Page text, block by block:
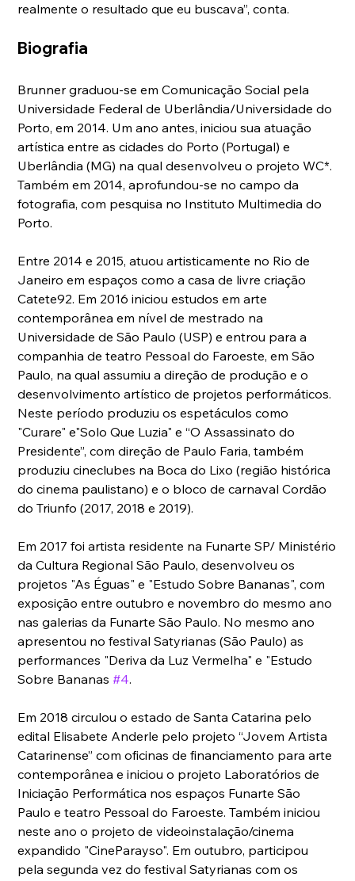
realmente o resultado que eu buscava”, conta.
Biografia
Brunner graduou-se em Comunicação Social pela
Universidade Federal de Uberlândia/Universidade do
Porto, em 2014. Um ano antes, iniciou sua atuação
artística entre as cidades do Porto (Portugal) e
Uberlândia (MG) na qual desenvolveu o projeto WC*.
Também em 2014, aprofundou-se no campo da
fotografia, com pesquisa no Instituto Multimedia do
Porto.
Entre 2014 e 2015, atuou artisticamente no Rio de
Janeiro em espaços como a casa de livre criação
Catete92. Em 2016 iniciou estudos em arte
contemporânea em nível de mestrado na
Universidade de São Paulo (USP) e entrou para a
companhia de teatro Pessoal do Faroeste, em São
Paulo, na qual assumiu a direção de produção e o
desenvolvimento artístico de projetos performáticos.
Neste período produziu os espetáculos como
"Curare" e"Solo Que Luzia" e “O Assassinato do
Presidente”, com direção de Paulo Faria, também
produziu cineclubes na Boca do Lixo (região histórica
do cinema paulistano) e o bloco de carnaval Cordão
do Triunfo (2017, 2018 e 2019).
Em 2017 foi artista residente na Funarte SP/ Ministério
da Cultura Regional São Paulo, desenvolveu os
projetos "As Éguas" e "Estudo Sobre Bananas", com
exposição entre outubro e novembro do mesmo ano
nas galerias da Funarte São Paulo. No mesmo ano
apresentou no festival Satyrianas (São Paulo) as
performances "Deriva da Luz Vermelha" e "Estudo
Sobre Bananas #4.
Em 2018 circulou o estado de Santa Catarina pelo
edital Elisabete Anderle pelo projeto “Jovem Artista
Catarinense” com oficinas de financiamento para arte
contemporânea e iniciou o projeto Laboratórios de
Iniciação Performática nos espaços Funarte São
Paulo e teatro Pessoal do Faroeste. Também iniciou
neste ano o projeto de videoinstalação/cinema
expandido "CineParayso". Em outubro, participou
pela segunda vez do festival Satyrianas com os